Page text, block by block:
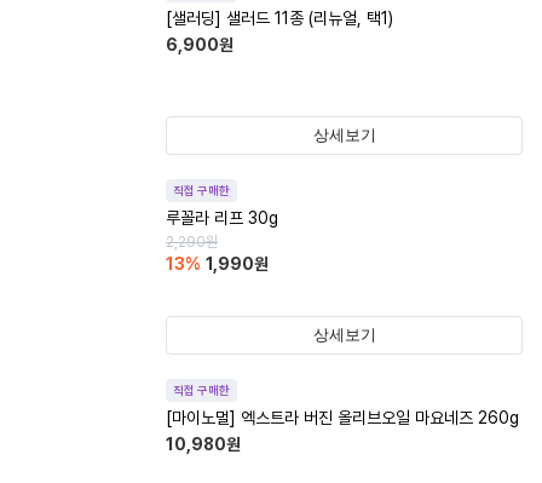
[샐러딩] 샐러드 11종 (리뉴얼, 택1)
6,900원
상세보기
직접 구매한
루꼴라 리프 30g
2,290원
13% 1,990원
상세보기
직접 구매한
[마이노멀] 엑스트라 버진 올리브오일 마요네즈 260g
10,980원